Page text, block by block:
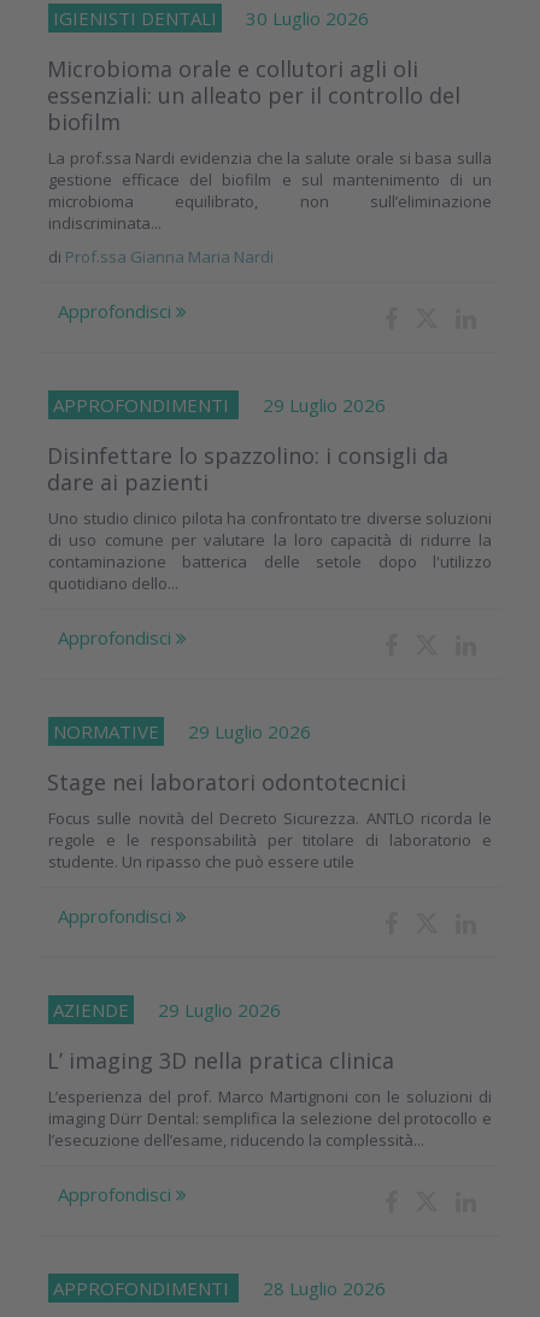
IGIENISTI DENTALI 30 Luglio 2026
Microbioma orale e collutori agli oli
essenziali: un alleato per il controllo del
biofilm
La prof.ssa Nardi evidenzia che la salute orale si basa sulla
gestione efficace del biofilm e sul mantenimento di un
microbioma equilibrato, non sull’eliminazione
indiscriminata...
di Prof.ssa Gianna Maria Nardi
Approfondisci
APPROFONDIMENTI 29 Luglio 2026
Disinfettare lo spazzolino: i consigli da
dare ai pazienti
Uno studio clinico pilota ha confrontato tre diverse soluzioni
di uso comune per valutare la loro capacità di ridurre la
contaminazione batterica delle setole dopo l'utilizzo
quotidiano dello...
Approfondisci
NORMATIVE 29 Luglio 2026
Stage nei laboratori odontotecnici
Focus sulle novità del Decreto Sicurezza. ANTLO ricorda le
regole e le responsabilità per titolare di laboratorio e
studente. Un ripasso che può essere utile
Approfondisci
AZIENDE 29 Luglio 2026
L’ imaging 3D nella pratica clinica
L’esperienza del prof. Marco Martignoni con le soluzioni di
imaging Dürr Dental: semplifica la selezione del protocollo e
l’esecuzione dell’esame, riducendo la complessità...
Approfondisci
APPROFONDIMENTI 28 Luglio 2026